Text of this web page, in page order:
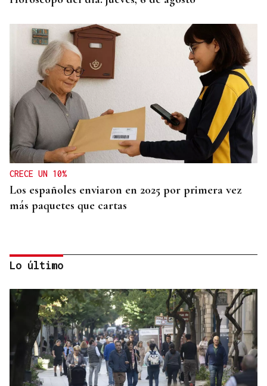
CRECE UN 10%
Los españoles enviaron en 2025 por primera vez
más paquetes que cartas
MEDICINA FÍSICA Y REHABILITACIÓN
Lo último